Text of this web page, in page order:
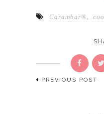
Carambar®
PREVIOUS POST